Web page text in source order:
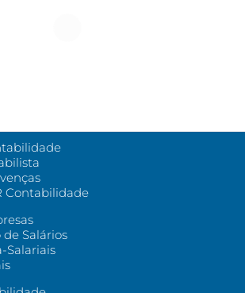
Contabilidade
Salários
Salariais